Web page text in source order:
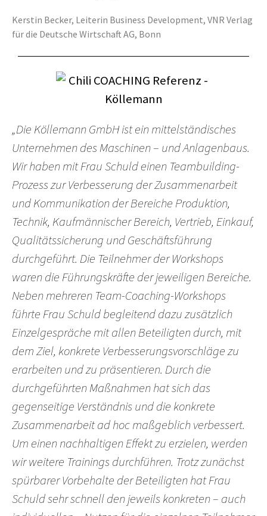
Kerstin Becker, Leiterin Business Development, VNR Verlag
für die Deutsche Wirtschaft AG, Bonn
„Die Köllemann GmbH ist ein mittelständisches
Unternehmen des Maschinen – und Anlagenbaus.
Wir haben mit Frau Schuld einen Teambuilding-
Prozess zur Verbesserung der Zusammenarbeit
und Kommunikation der Bereiche Produktion,
Technik, Kaufmännischer Bereich, Vertrieb, Einkauf,
Qualitätssicherung und Geschäftsführung
durchgeführt. Die Teilnehmer der Workshops
waren die Führungskräfte der jeweiligen Bereiche.
Neben mehreren Team-Coaching-Workshops
führte Frau Schuld begleitend dazu zusätzlich
Einzelgespräche mit allen Beteiligten durch, mit
dem Ziel, konkrete Verbesserungsvorschläge zu
erarbeiten und zu präsentieren. Durch die
durchgeführten Maßnahmen hat sich das
gegenseitige Verständnis und die konkrete
Zusammenarbeit ad hoc maßgeblich verbessert.
Um einen nachhaltigen Effekt zu erzielen, werden
wir weitere Trainings durchführen. Trotz zunächst
spürbarer Vorbehalte der Beteiligten hat Frau
Schuld sehr schnell den jeweils konkreten – auch